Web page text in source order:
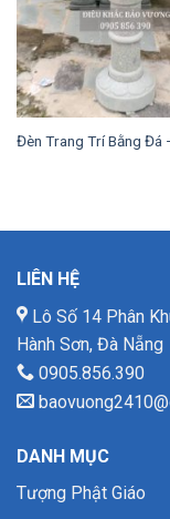
Đèn Trang Trí Bằng Đá
LIÊN HỆ
Lô Số 14 Phân
Hành Sơn, Đà Nẵng
0905.856.390
DANH MỤC
Tượng Phật Giáo